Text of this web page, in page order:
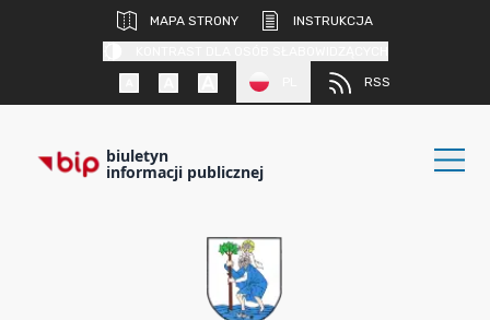
MAPA STRONY
INSTRUKCJA
RSS
biuletyn
informacji publicznej